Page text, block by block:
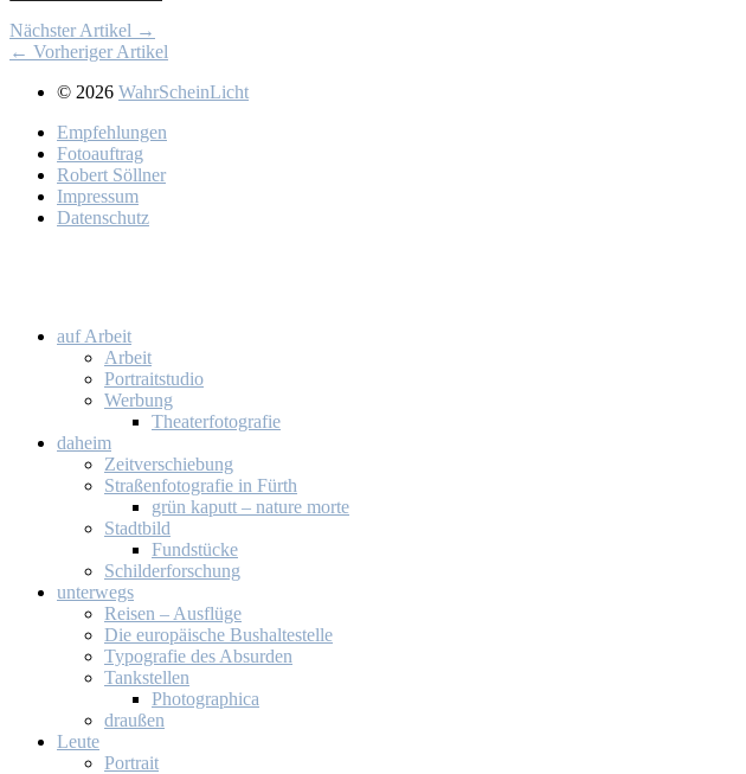
Nächster Artikel →
← Vorheriger Artikel
© 2026 WahrScheinLicht
Emp­feh­lun­gen
Fo­to­auf­trag
Ro­bert Söll­ner
Im­pres­sum
Da­ten­schutz
auf Ar­beit
Ar­beit
Por­trait­stu­dio
Wer­bung
Thea­ter­fo­to­gra­fie
da­heim
Zeit­ver­schie­bung
Stra­ßen­fo­to­gra­fie in Fürth
grün ka­putt – na­tu­re mor­te
Stadt­bild
Fund­stü­cke
Schil­der­for­schung
un­ter­wegs
Rei­sen – Aus­flü­ge
Die eu­ro­päi­sche Bus­hal­te­stel­le
Ty­po­gra­fie des Ab­sur­den
Tank­stel­len
Pho­to­gra­phi­ca
drau­ßen
Leu­te
Por­trait